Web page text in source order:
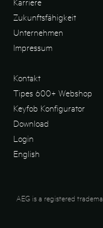
Zukunftsfähigkeit
Unternehmen
Impressum
Kontakt
Tipes 600+ Webshop
Keyfob Konfigurator
Download
Login
English
AEG is a registered